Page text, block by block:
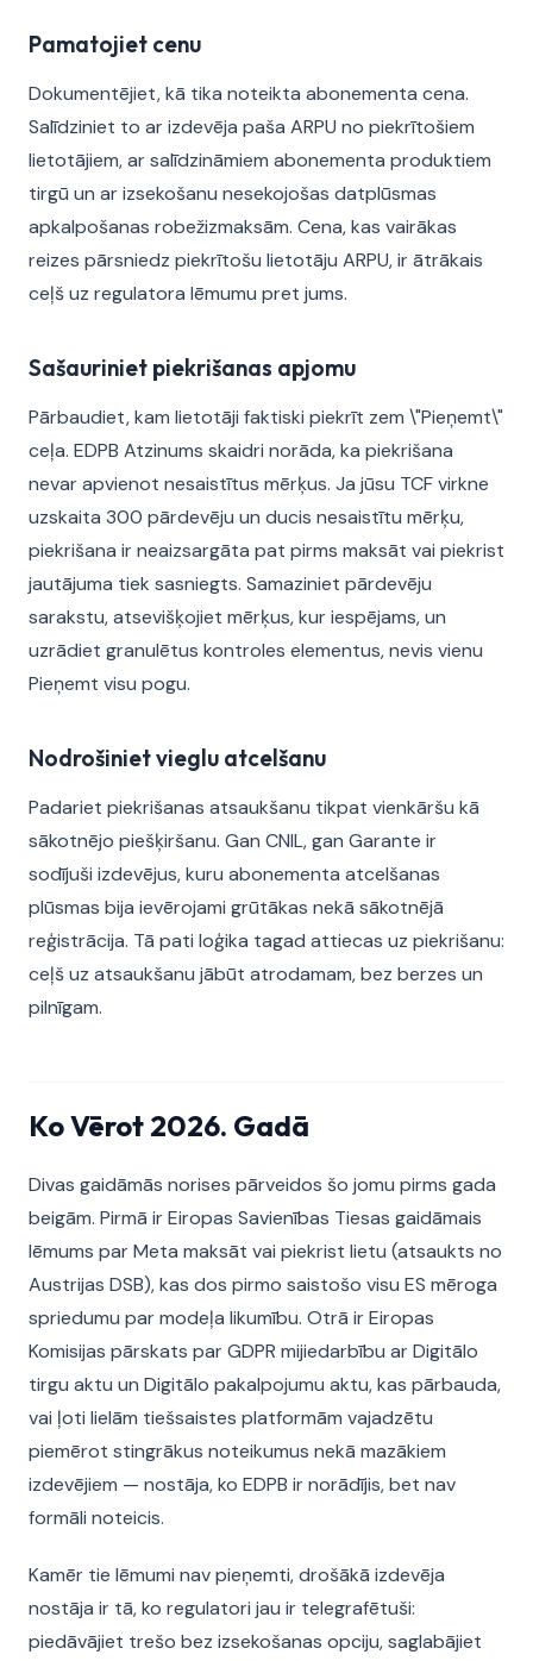
Pamatojiet cenu
Dokumentējiet, kā tika noteikta abonementa cena.
Salīdziniet to ar izdevēja paša ARPU no piekrītošiem
lietotājiem, ar salīdzināmiem abonementa produktiem
tirgū un ar izsekošanu nesekojošas datplūsmas
apkalpošanas robežizmaksām. Cena, kas vairākas
reizes pārsniedz piekrītošu lietotāju ARPU, ir ātrākais
ceļš uz regulatora lēmumu pret jums.
Sašauriniet piekrišanas apjomu
Pārbaudiet, kam lietotāji faktiski piekrīt zem \"Pieņemt\"
ceļa. EDPB Atzinums skaidri norāda, ka piekrišana
nevar apvienot nesaistītus mērķus. Ja jūsu TCF virkne
uzskaita 300 pārdevēju un ducis nesaistītu mērķu,
piekrišana ir neaizsargāta pat pirms maksāt vai piekrist
jautājuma tiek sasniegts. Samaziniet pārdevēju
sarakstu, atsevišķojiet mērķus, kur iespējams, un
uzrādiet granulētus kontroles elementus, nevis vienu
Pieņemt visu pogu.
Nodrošiniet vieglu atcelšanu
Padariet piekrišanas atsaukšanu tikpat vienkāršu kā
sākotnējo piešķiršanu. Gan CNIL, gan Garante ir
sodījuši izdevējus, kuru abonementa atcelšanas
plūsmas bija ievērojami grūtākas nekā sākotnējā
reģistrācija. Tā pati loģika tagad attiecas uz piekrišanu:
ceļš uz atsaukšanu jābūt atrodamam, bez berzes un
pilnīgam.
Ko Vērot 2026. Gadā
Divas gaidāmās norises pārveidos šo jomu pirms gada
beigām. Pirmā ir Eiropas Savienības Tiesas gaidāmais
lēmums par Meta maksāt vai piekrist lietu (atsaukts no
Austrijas DSB), kas dos pirmo saistošo visu ES mēroga
spriedumu par modeļa likumību. Otrā ir Eiropas
Komisijas pārskats par GDPR mijiedarbību ar Digitālo
tirgu aktu un Digitālo pakalpojumu aktu, kas pārbauda,
vai ļoti lielām tiešsaistes platformām vajadzētu
piemērot stingrākus noteikumus nekā mazākiem
izdevējiem — nostāja, ko EDPB ir norādījis, bet nav
formāli noteicis.
Kamēr tie lēmumi nav pieņemti, drošākā izdevēja
nostāja ir tā, ko regulatori jau ir telegrafētuši:
piedāvājiet trešo bez izsekošanas opciju, saglabājiet